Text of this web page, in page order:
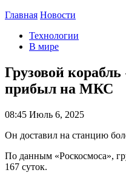
Главная Новости
Технологии
В мире
Грузовой
прибыл на МКС
08:45 Июль 6, 2025
Он доставил на станцию
По данным «Роскосмоса»,
167 суток.